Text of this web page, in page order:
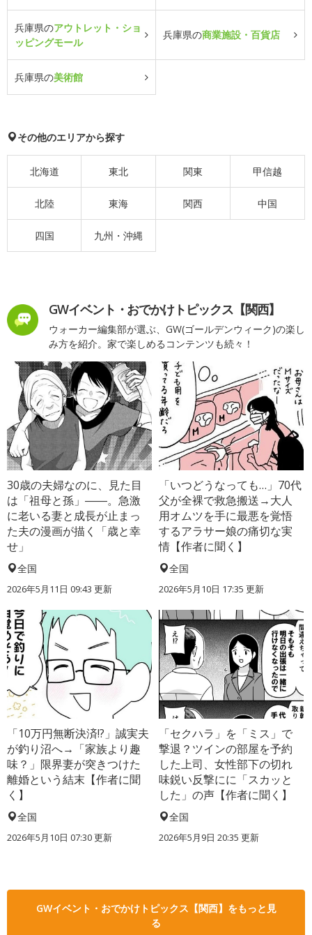
兵庫県のアウトレット・ショ
ッピングモール
兵庫県の商業施設・百貨店
兵庫県の美術館
その他のエリアから探す
北海道 東北 関東 甲信越
北陸 東海 関西 中国
四国 九州・沖縄
GWイベント・おでかけトピックス【関西】
ウォーカー編集部が選ぶ、GW(ゴールデンウィーク)の楽し
み方を紹介。家で楽しめるコンテンツも続々！
30歳の夫婦なのに、見た目
は「祖母と孫」――。急激
に老いる妻と成長が止まっ
た夫の漫画が描く「歳と幸
せ」
全国
2026年5月11日 09:43 更新
「いつどうなっても…」70代
父が全裸で救急搬送→大人
用オムツを手に最悪を覚悟
するアラサー娘の痛切な実
情【作者に聞く】
全国
2026年5月10日 17:35 更新
「10万円無断決済!?」誠実夫
が釣り沼へ→「家族より趣
味？」限界妻が突きつけた
離婚という結末【作者に聞
く】
全国
2026年5月10日 07:30 更新
「セクハラ」を「ミス」で
撃退？ツインの部屋を予約
した上司、女性部下の切れ
味鋭い反撃にに「スカッと
した」の声【作者に聞く】
全国
2026年5月9日 20:35 更新
GWイベント・おでかけトピックス【関西】をもっと見
る